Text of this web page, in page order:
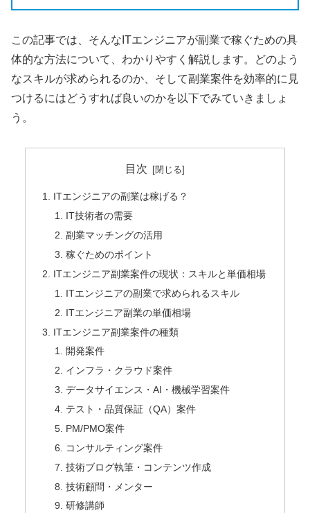
この記事では、そんなITエンジニアが副業で稼ぐための具
体的な方法について、わかりやすく解説します。どのよう
なスキルが求められるのか、そして副業案件を効率的に見
つけるにはどうすれば良いのかを以下でみていきましょ
う。
目次
ITエンジニアの副業は稼げる？
IT技術者の需要
副業マッチングの活用
稼ぐためのポイント
ITエンジニア副業案件の現状：スキルと単価相場
ITエンジニアの副業で求められるスキル
ITエンジニア副業の単価相場
ITエンジニア副業案件の種類
開発案件
インフラ・クラウド案件
データサイエンス・AI・機械学習案件
テスト・品質保証（QA）案件
PM/PMO案件
コンサルティング案件
技術ブログ執筆・コンテンツ作成
技術顧問・メンター
研修講師